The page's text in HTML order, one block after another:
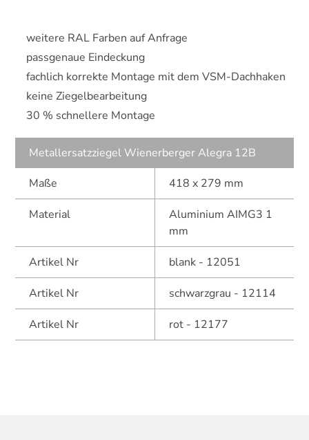
weitere RAL Farben auf Anfrage
passgenaue Eindeckung
fachlich korrekte Montage mit dem VSM-Dachhaken
keine Ziegelbearbeitung
30 % schnellere Montage
Metallersatzziegel Wienerberger Alegra 12B
Maße
418 x 279 mm
Material
Aluminium AIMG3 1
mm
Artikel Nr blank - 12051
Artikel Nr schwarzgrau - 12114
Artikel Nr rot - 12177